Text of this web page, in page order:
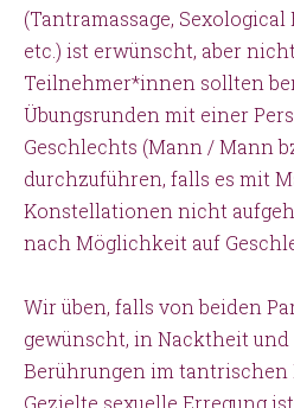
(Tantramassage,
etc.) ist erwünscht, aber
Teilnehmer*innen sollten
Übungsrunden mit einer
Geschlechts (Mann / Mann
durchzuführen, falls es mit
Konstellationen nicht
nach Möglichkeit auf
Wir üben, falls von beiden
gewünscht, in Nacktheit
Berührungen im tantrischen
Gezielte sexuelle Erregung